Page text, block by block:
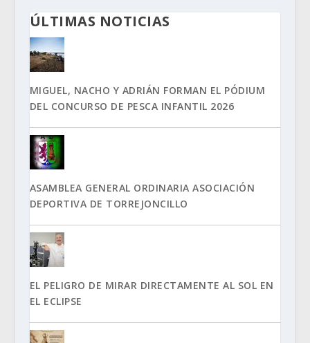
ÚLTIMAS NOTICIAS
MIGUEL, NACHO Y ADRIÁN FORMAN EL PÓDIUM
DEL CONCURSO DE PESCA INFANTIL 2026
ASAMBLEA GENERAL ORDINARIA ASOCIACIÓN
DEPORTIVA DE TORREJONCILLO
EL PELIGRO DE MIRAR DIRECTAMENTE AL SOL EN
EL ECLIPSE